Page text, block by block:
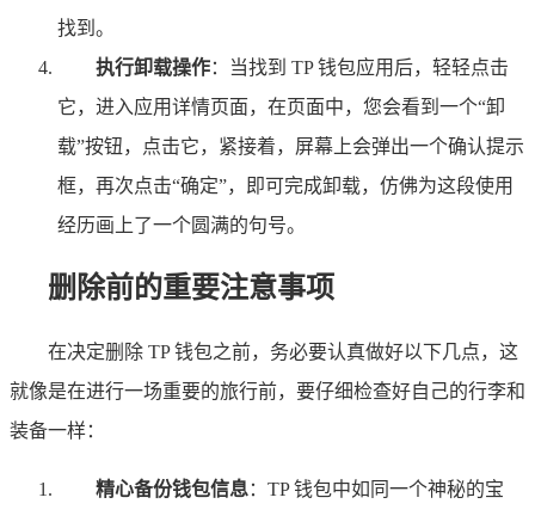
找到。
执行卸载操作：当找到 TP 钱包应用后，轻轻点击
它，进入应用详情页面，在页面中，您会看到一个“卸
载”按钮，点击它，紧接着，屏幕上会弹出一个确认提示
框，再次点击“确定”，即可完成卸载，仿佛为这段使用
经历画上了一个圆满的句号。
删除前的重要注意事项
在决定删除 TP 钱包之前，务必要认真做好以下几点，这
就像是在进行一场重要的旅行前，要仔细检查好自己的行李和
装备一样：
精心备份钱包信息：TP 钱包中如同一个神秘的宝